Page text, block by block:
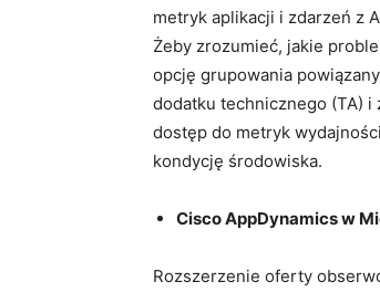
metryk aplikacji i zdarzeń z
Żeby zrozumieć, jakie
opcję grupowania
dodatku technicznego (TA) i
dostęp do metryk
kondycję środowiska.
Cisco AppDynamics w
Rozszerzenie oferty